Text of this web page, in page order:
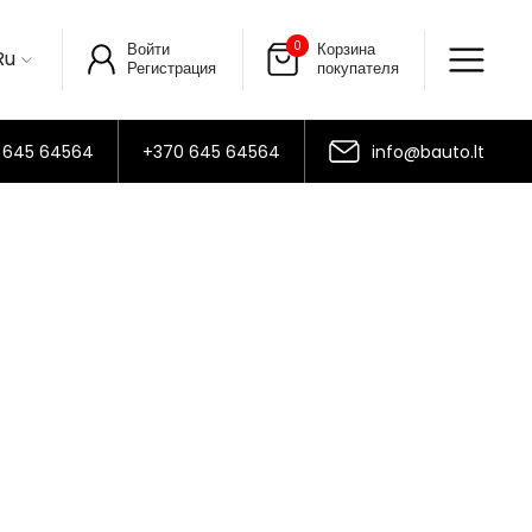
Войти
Регистрация
0
Корзина
покупателя
64564 +370 645 64564 info@bauto.lt